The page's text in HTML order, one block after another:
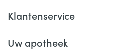
Klantenservice
Uw apotheek